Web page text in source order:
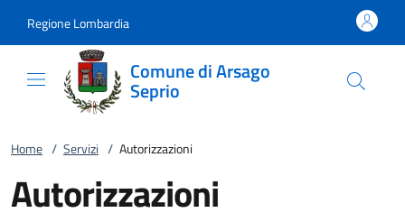
Regione Lombardia
Comune di Arsago
Seprio
Home / Servizi / Autorizzazioni
Autorizzazioni